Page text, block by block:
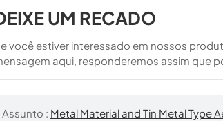
UM RECADO
você estiver interessado em nossos
aqui, responderemos assim que
Assunto : Metal Material and Tin Metal Type